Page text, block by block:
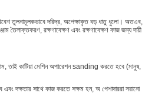
তুলনামূলকভাবে দরিদ্র, অপেক্ষাকৃত বড় ধাতু ধুলো। অতএব,
তৈলাক্তকরণ, রক্ষণাবেক্ষণ এবং রক্ষণাবেক্ষণ কাজ জন্য দায়ী
তাই কাটিয়া মেশিন অপারেশন sanding করতে হবে (মানুষ,
এবং দক্ষতার সাথে কাজ করতে সক্ষম হন, অ পেশাদাররা সরানো